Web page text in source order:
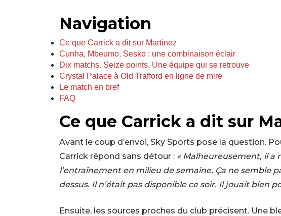
Navigation
Ce que Carrick a dit sur Martinez
Cunha, Mbeumo, Sesko : une combinaison éclair
Dix matchs. Seize points. Une équipe qui se retrouve
Crystal Palace à Old Trafford en ligne de mire
Le match en bref
FAQ
Ce que Carrick a dit sur
Avant le coup d’envoi, Sky Sports pose la question.
Carrick répond sans détour : « Malheureusement, il a
l’entraînement en milieu de semaine. Ça ne semble
dessus. Il n’était pas disponible ce soir. Il jouait bien
Ensuite, les sources proches du club précisent. Une